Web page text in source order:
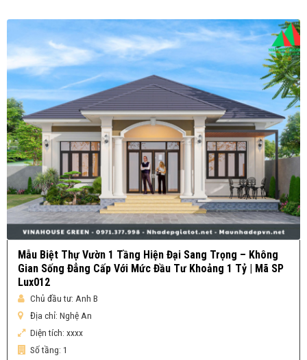
Mẫu Biệt Thự Vườn 1 Tầng Hiện Đại Sang Trọng – Không
Gian Sống Đẳng Cấp Với Mức Đầu Tư Khoảng 1 Tỷ | Mã SP
Lux012
Chủ đầu tư: Anh B
Địa chỉ: Nghệ An
Diện tích: xxxx
Số tầng: 1